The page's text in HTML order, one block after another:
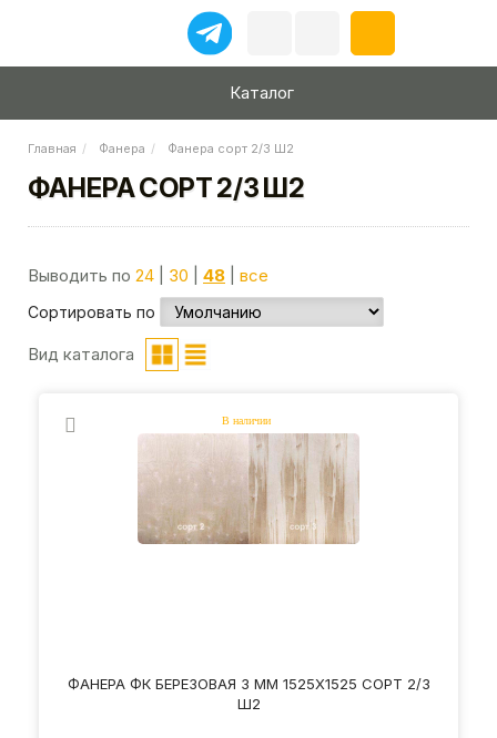
Каталог
Главная Фанера Фанера сорт 2/3 Ш2
ФАНЕРА СОРТ 2/3 Ш2
Выводить по 24 30 48 все
Сортировать по
Вид каталога
ФАНЕРА ФК БЕРЕЗОВАЯ 3 ММ 1525Х1525 СОРТ 2/3
Ш2